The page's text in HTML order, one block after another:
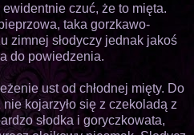
czuć, że to mięta.
taka gorzkawo-
zimnej słodyczy jednak jakoś
do powiedzenia.
ust od chłodnej mięty. Do
kojarzyło się z czekoladą z
słodka i goryczkowata,